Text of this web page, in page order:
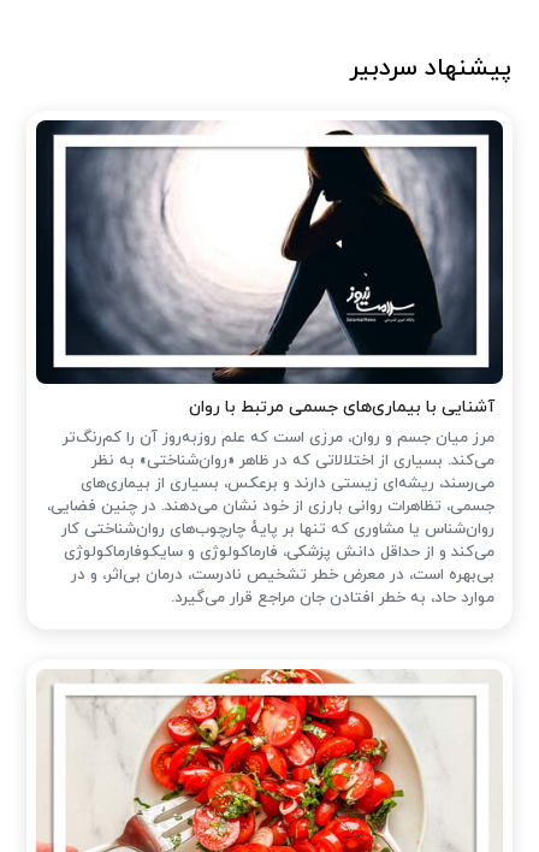
پیشنهاد سردبیر
آشنایی با بیماری‌های جسمی مرتبط با روان
مرز میان جسم و روان، مرزی است که علم روزبه‌روز آن را کم‌رنگ‌تر
می‌کند. بسیاری از اختلالاتی که در ظاهر «روان‌شناختی» به نظر
می‌رسند، ریشه‌ای زیستی دارند و برعکس، بسیاری از بیماری‌های
جسمی، تظاهرات روانی بارزی از خود نشان می‌دهند. در چنین فضایی،
روان‌شناس یا مشاوری که تنها بر پایهٔ چارچوب‌های روان‌شناختی کار
می‌کند و از حداقل دانش پزشکی، فارماکولوژی و سایکوفارماکولوژی
بی‌بهره است، در معرض خطر تشخیص نادرست، درمان بی‌اثر، و در
موارد حاد، به خطر افتادن جان مراجع قرار می‌گیرد.